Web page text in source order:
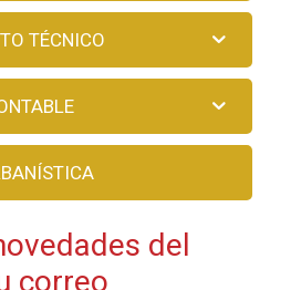
TÉCNICO
del
correo